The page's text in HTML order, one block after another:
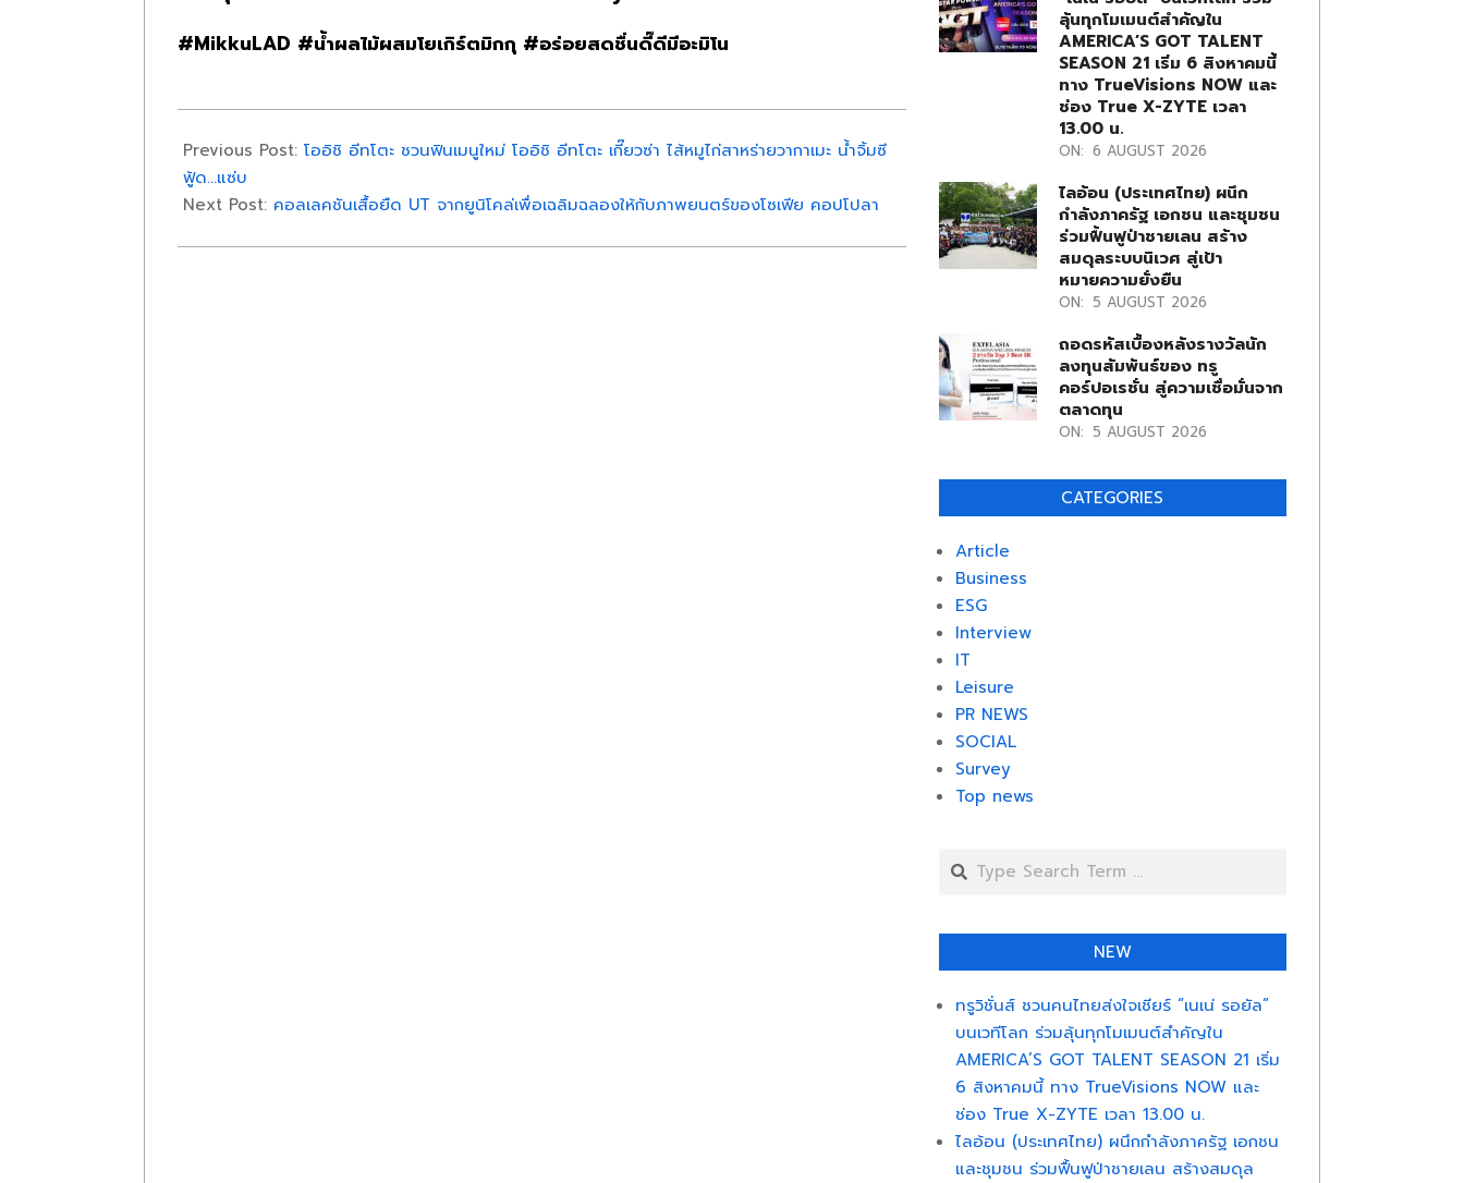
#MikkuLAD #น้ำผลไม้ผสมโยเกิร์ตมิกกุ #อร่อยสดชื่นดี๊ดีมีอะมิโน
03-
03
Previous Post: โออิชิ อีทโตะ ชวนฟินเมนูใหม่ โออิชิ อีทโตะ เกี๊ยวซ่า ไส้หมูไก่สาหร่ายวากาเมะ น้ำจิ้มซี
ฟู้ด…แซ่บ
Next Post: คอลเลคชันเสื้อยืด UT จากยูนิโคล่เพื่อเฉลิมฉลองให้กับภาพยนตร์ของโซเฟีย คอปโปลา
ลุ้นทุกโมเมนต์สำคัญใน
AMERICA’S GOT TALENT
SEASON 21 เริ่ม 6 สิงหาคมนี้
ทาง TrueVisions NOW และ
ช่อง True X-ZYTE เวลา
13.00 น.
ON: 6 AUGUST 2026
ไลอ้อน (ประเทศไทย) ผนึก
กำลังภาครัฐ เอกชน และชุมชน
ร่วมฟื้นฟูป่าชายเลน สร้าง
สมดุลระบบนิเวศ สู่เป้า
หมายความยั่งยืน
ON: 5 AUGUST 2026
ถอดรหัสเบื้องหลังรางวัลนัก
ลงทุนสัมพันธ์ของ ทรู
คอร์ปอเรชั่น สู่ความเชื่อมั่นจาก
ตลาดทุน
ON: 5 AUGUST 2026
CATEGORIES
Article
Business
ESG
Interview
IT
Leisure
PR NEWS
SOCIAL
Survey
Top news
Search
NEW
ทรูวิชั่นส์ ชวนคนไทยส่งใจเชียร์ “เนเน่ รอยัล”
บนเวทีโลก ร่วมลุ้นทุกโมเมนต์สำคัญใน
AMERICA’S GOT TALENT SEASON 21 เริ่ม
6 สิงหาคมนี้ ทาง TrueVisions NOW และ
ช่อง True X-ZYTE เวลา 13.00 น.
ไลอ้อน (ประเทศไทย) ผนึกกำลังภาครัฐ เอกชน
และชุมชน ร่วมฟื้นฟูป่าชายเลน สร้างสมดุล